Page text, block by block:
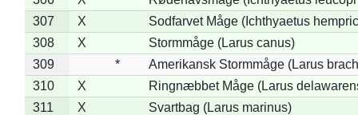
307
X
Sodfarvet Måge (Ichthyaetus
308
X
Stormmåge (Larus canus)
309
*
Amerikansk Stormmåge (Larus
310
X
Ringnæbbet Måge (Larus
311
X
Svartbag (Larus marinus)